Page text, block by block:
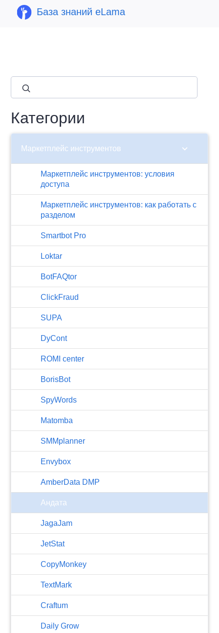
База знаний eLama
Категории
Маркетплейс инструментов chevron_right
Маркетплейс инструментов: условия
доступа
Маркетплейс инструментов: как работать с
разделом
Smartbot Pro
Loktar
BotFAQtor
​ClickFraud
SUPA
DyCont
ROMI center
BorisBot
SpyWords
Matomba
SMMplanner
Envybox
AmberData DMP
Андата
JagaJam
JetStat
CopyMonkey
TextMark
Craftum
​Daily Grow